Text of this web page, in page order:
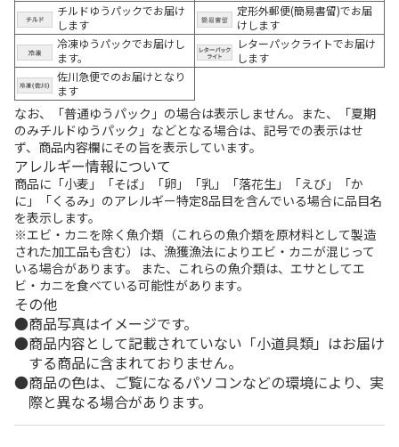
チルドゆうパックでお届け
します
定形外郵便(簡易書留)でお届
けします
冷凍ゆうパックでお届けし
ます。
レターパックライトでお届け
します
佐川急便でのお届けとなり
ます
なお、「普通ゆうパック」の場合は表示しません。また、「夏期
のみチルドゆうパック」などとなる場合は、記号での表示はせ
ず、商品内容欄にその旨を表示しています。
アレルギー情報について
商品に「小麦」「そば」「卵」「乳」「落花生」「えび」「か
に」「くるみ」のアレルギー特定8品目を含んでいる場合に品目名
を表示します。
※エビ・カニを除く魚介類（これらの魚介類を原材料として製造
された加工品も含む）は、漁獲漁法によりエビ・カニが混じって
いる場合があります。 また、これらの魚介類は、エサとしてエ
ビ・カニを食べている可能性があります。
その他
商品写真はイメージです。
商品内容として記載されていない「小道具類」はお届け
する商品に含まれておりません。
商品の色は、ご覧になるパソコンなどの環境により、実
際と異なる場合があります。